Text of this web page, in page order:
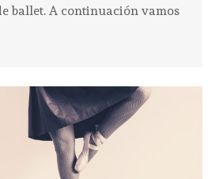
ballet. A continuación vamos